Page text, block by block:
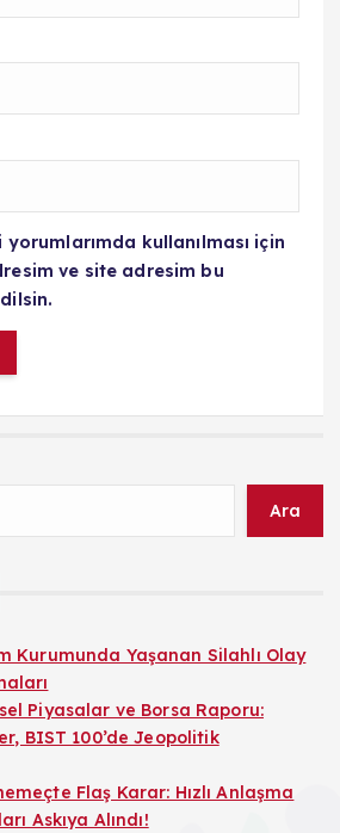
kullanılması için
ve site adresim bu
Ara
Kurumunda Yaşanan Silahlı Olay
Piyasalar ve Borsa Raporu:
BIST 100’de Jeopolitik
Flaş Karar: Hızlı Anlaşma
Askıya Alındı!